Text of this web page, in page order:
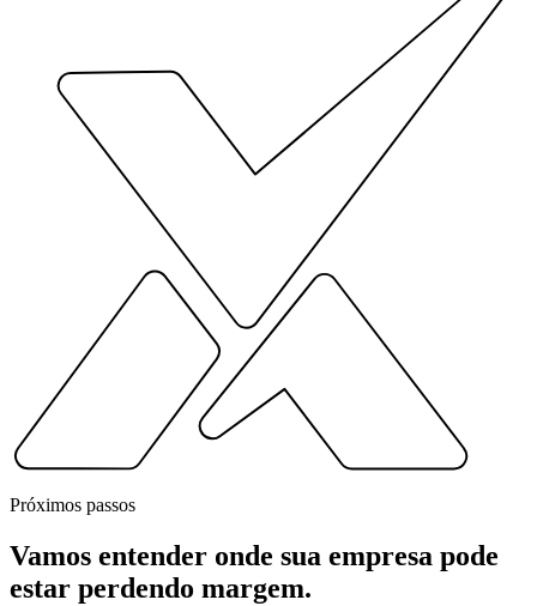
Próximos passos
Vamos entender onde sua empresa pode
estar perdendo margem.